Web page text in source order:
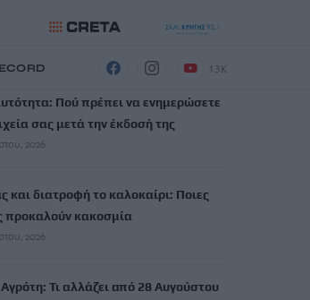
13K
Πού πρέπει να ενημερώσετε
σας μετά την έκδοσή της
2026
και διατροφή το καλοκαίρι: Ποιες
προκαλούν κακοσμία
2026
Τι αλλάζει από 28 Αυγούστου